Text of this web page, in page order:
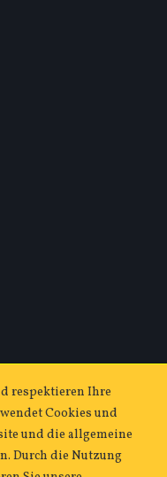
respektieren Ihre
Cookies und
und die allgemeine
Durch die Nutzung